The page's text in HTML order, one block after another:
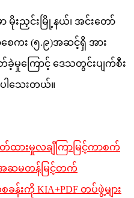
မိုးညှင်းမြို့နယ်၊ အင်းတော်
စေကး (၅.၉)အဆင့်ရှိ အား
ကြောင့် ဒေသတွင်းပျက်စီး
ပါသေးတယ်။
ားမှုလချီကြာမြင့်ကာစက်
အဆမတန်မြင့်တက်
းကို KIA+PDF တပ်ဖွဲ့များ